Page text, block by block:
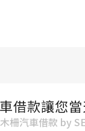
借款讓您
木柵汽車借款 by